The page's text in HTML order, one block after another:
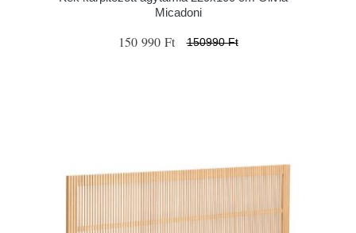
Micadoni
150 990 Ft 150990 Ft